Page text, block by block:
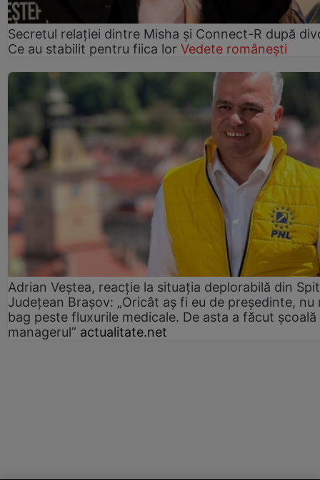
Secretul relației dintre Misha și Connect-R după
Ce au stabilit pentru fiica lor Vedete românești
Adrian Veștea, reacție la situația deplorabilă din
Județean Brașov: „Oricât aș fi eu de președinte, nu
bag peste fluxurile medicale. De asta a făcut școală
managerul” actualitate.net